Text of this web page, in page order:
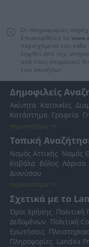
Οι πληροφορίες
Επισκεφθείτε το
περιεχόμενο του
ληφθεί από την
από τους επιμέρους
των ακινήτων
Δημοφιλείς
Ακίνητα Κατοικίες
Κατάστημα Γραφεία
περισσότερα >>
Τοπική
Νομός Αττικής Νομός
Καβάλα Βόλος Λάρισα
Διονύσου
περισσότερα >>
Σχετικά με το
Όροι Χρήσης
Δεδομένων Πολιτική
Ερωτήσεις
Πληροφορίες Landea